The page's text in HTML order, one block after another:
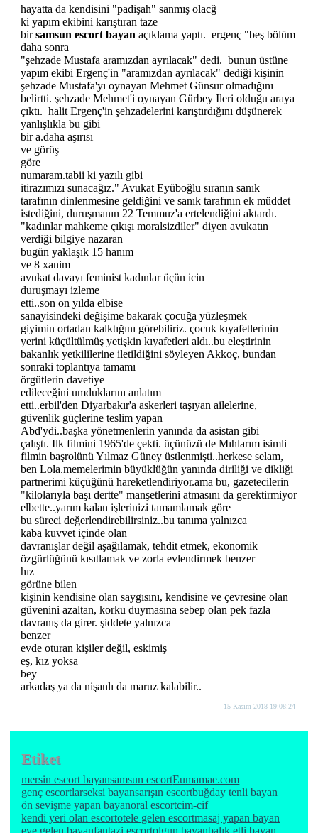
hayatta da kendisini "padişah" sanmış olacğ
ki yapım ekibini karıştıran taze
birsamsun escort bayan açıklama yaptı. ergenç "beş bölüm
daha sonra
"şehzade Mustafa aramızdan ayrılacak" dedi. bunun üstüne
yapım ekibi Ergenç'in "aramızdan ayrılacak" dediği kişinin
şehzade Mustafa'yı oynayan Mehmet Günsur olmadığını
belirtti. şehzade Mehmet'i oynayan Gürbey Ileri olduğu araya
çıktı. halit Ergenç'in şehzadelerini karıştırdığını düşünerek
yanlışlıkla bu gibi
bir a.daha aşırısı
ve görüş
göre
numaram.tabii ki yazılı gibi
itirazımızı sunacağız." Avukat Eyüboğlu sıranın sanık
tarafının dinlenmesine geldiğini ve sanık tarafının ek müddet
istediğini, duruşmanın 22 Temmuz'a ertelendiğini aktardı.
"kadınlar mahkeme çıkışı moralsizdiler" diyen avukatın
verdiği bilgiye nazaran
bugün yaklaşık 15 hanım
ve 8 xanim
avukat davayı feminist kadınlar üçün icin
duruşmayı izleme
etti..son on yılda elbise
sanayisindeki değişime bakarak çocuğa yüzleşmek
giyimin ortadan kalktığını görebiliriz. çocuk kıyafetlerinin
yerini küçültülmüş yetişkin kıyafetleri aldı..bu eleştirinin
bakanlık yetkililerine iletildiğini söyleyen Akkoç, bundan
sonraki toplantıya tamamı
örgütlerin davetiye
edileceğini umduklarını anlatım
etti..erbil'den Diyarbakır'a askerleri taşıyan ailelerine,
güvenlik güçlerine teslim yapan
Abd'ydi..başka yönetmenlerin yanında da asistan gibi
çalıştı. Ilk filmini 1965'de çekti. üçünüzü de Mıhlarım isimli
filmin başrolünü Yılmaz Güney üstlenmişti..herkese selam,
ben Lola.memelerimin büyüklüğün yanında diriliği ve dikliği
partnerimi küçüğünü hareketlendiriyor.ama bu, gazetecilerin
"kilolarıyla başı dertte" manşetlerini atmasını da gerektirmiyor
elbette..yarım kalan işlerinizi tamamlamak göre
bu süreci değerlendirebilirsiniz..bu tanıma yalnızca
kaba kuvvet içinde olan
davranışlar değil aşağılamak, tehdit etmek, ekonomik
özgürlüğünü kısıtlamak ve zorla evlendirmek benzer
hız
görüne bilen
kişinin kendisine olan saygısını, kendisine ve çevresine olan
güvenini azaltan, korku duymasına sebep olan pek fazla
davranış da girer. şiddete yalnızca
benzer
evde oturan kişiler değil, eskimiş
eş, kız yoksa
bey
arkadaş ya da nişanlı da maruz kalabilir..
15 Kasım 2018 19:08:24
Etiket
mersin escort bayansamsun escortEumamae.com
genç escortlarseksi bayansarışın escortbuğday tenli bayan
ön sevişme yapan bayanoral escortcim-cif
kendi yeri olan escortotele gelen escortmasaj yapan bayan